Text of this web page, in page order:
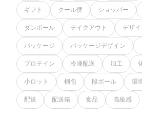
ギフト クール便 ショッパー
ダンボール テイクアウト デザイ
パッケージ パッケージデザイン
プロテイン 冷凍配送 加工
小ロット 梱包 段ボール 環
配送 配送箱 食品 高級感